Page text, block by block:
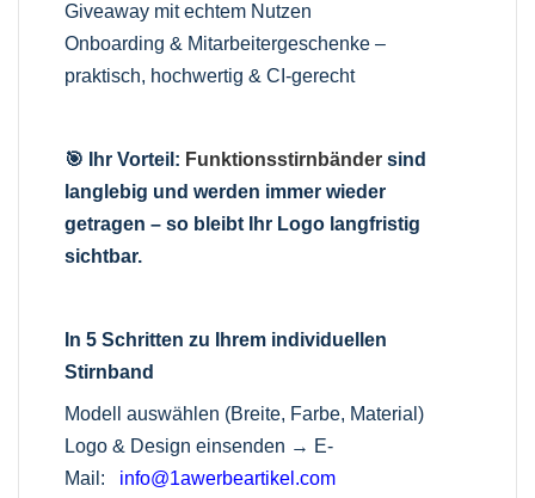
Giveaway mit echtem Nutzen
Onboarding & Mitarbeitergeschenke –
praktisch, hochwertig & CI-gerecht
🎯 Ihr Vorteil: Funktionsstirnbänder sind
langlebig und werden immer wieder
getragen – so bleibt Ihr Logo langfristig
sichtbar.
In 5 Schritten zu Ihrem individuellen
Stirnband
Modell auswählen (Breite, Farbe, Material)
Logo & Design einsenden → E-
Mail:
info@1awerbeartikel.com